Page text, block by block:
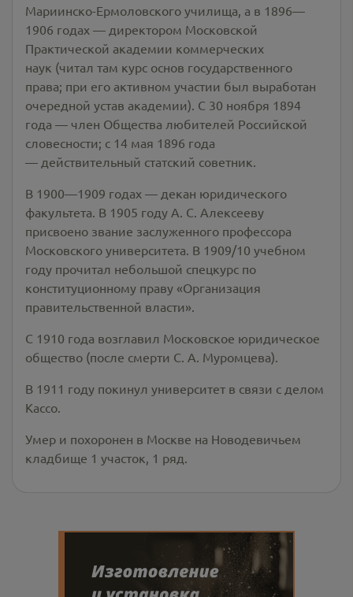
Мариинско-Ермоловского училища, а в 1896—
1906 годах — директором Московской
Практической академии коммерческих
наук (читал там курс основ государственного
права; при его активном участии был выработан
очередной устав академии). С 30 ноября 1894
года — член Общества любителей Российской
словесности; с 14 мая 1896 года
— действительный статский советник.
В 1900—1909 годах — декан юридического
факультета. В 1905 году А. С. Алексееву
присвоено звание заслуженного профессора
Московского университета. В 1909/10 учебном
году прочитал небольшой спецкурс по
конституционному праву «Организация
правительственной власти».
С 1910 года возглавил Московское юридическое
общество (после смерти С. А. Муромцева).
В 1911 году покинул университет в связи с делом
Кассо.
Умер и похоронен в Москве на Новодевичьем
кладбище 1 участок, 1 ряд.